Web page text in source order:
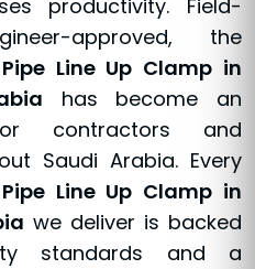
productivity. Field-
approved, the
Line Up Clamp in
has become an
contractors and
Saudi Arabia. Every
Line Up Clamp in
we deliver is backed
standards and a